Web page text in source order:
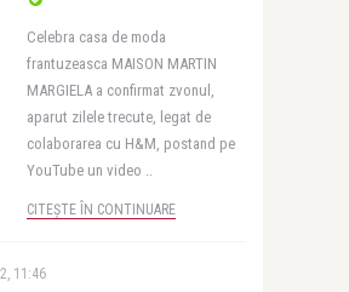
Celebra casa de moda
frantuzeasca MAISON MARTIN
MARGIELA a confirmat zvonul,
aparut zilele trecute, legat de
colaborarea cu H&M, postand pe
YouTube un video ..
CITEȘTE ÎN CONTINUARE
11:46